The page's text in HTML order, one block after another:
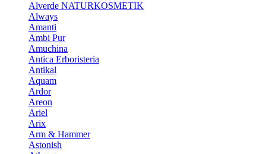
Alverde NATURKOSMETIK
Always
Amanti
Ambi Pur
Amuchina
Antica Erboristeria
Antikal
Aquam
Ardor
Areon
Ariel
Arix
Arm & Hammer
Astonish